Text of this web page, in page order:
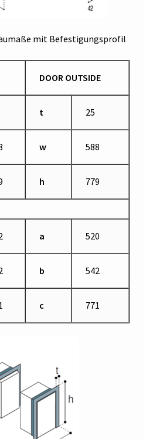
mit Befestigungsprofil
DOOR OUTSIDE
t 25
w 588
h 779
a 520
b 542
c 771